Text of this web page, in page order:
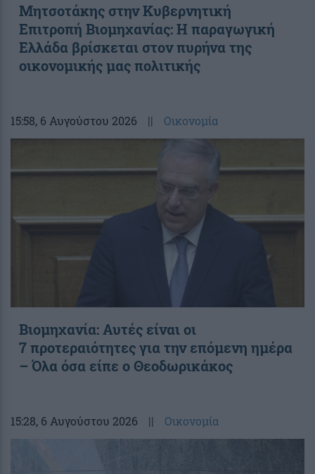
Μητσοτάκης στην Κυβερνητική
Επιτροπή Βιομηχανίας: Η παραγωγική
Ελλάδα βρίσκεται στον πυρήνα της
οικονομικής μας πολιτικής
15:58, 6 Αυγούστου 2026 || Οικονομία
Βιομηχανία: Αυτές είναι οι
7 προτεραιότητες για την επόμενη ημέρα
– Όλα όσα είπε ο Θεοδωρικάκος
15:28, 6 Αυγούστου 2026 || Οικονομία